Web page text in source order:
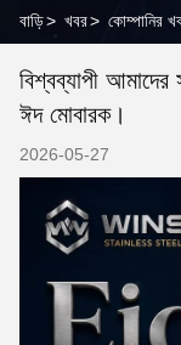
বাড়ি> খবর>
বিশ্বব্যাপী
ঈদ মোবারক।
2026-05-27